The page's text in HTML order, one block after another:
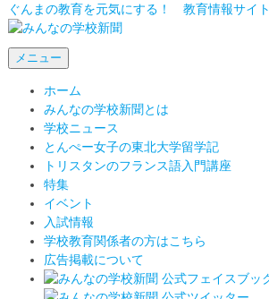
ぐんまの教育を元気にする！ 教育情報サイト
メニュー
ホーム
みんなの学校新聞とは
学校ニュース
とんぺー女子の東北大学留学記
トリスタンのフランス語入門講座
特集
イベント
入試情報
学校教育関係者の方はこちら
広告掲載について